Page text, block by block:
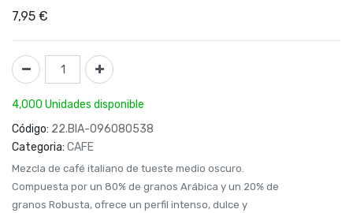
7,95 €
4,000 Unidades disponible
Código: 22.BIA-096080538
Categoria: CAFE
Mezcla de café italiano de tueste medio oscuro.
Compuesta por un 80% de granos Arábica y un 20% de
granos Robusta, ofrece un perfil intenso, dulce y